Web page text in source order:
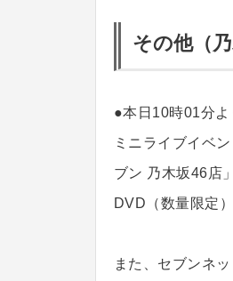
その他（乃
●本日10時01分
ミニライブイベ
ブン 乃木坂46店
DVD（数量限定
また、セブンネ